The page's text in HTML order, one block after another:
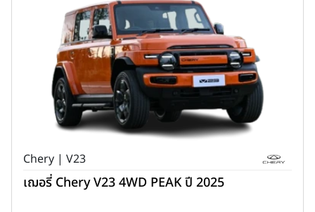
Chery | V23
เฌอรี่ Chery V23 4WD PEAK ปี 2025